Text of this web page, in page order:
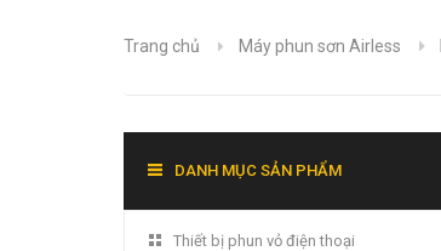
Trang chủ Máy phun sơn Airless
DANH MỤC SẢN PHẨM
Thiết bị phun vỏ điện thoại